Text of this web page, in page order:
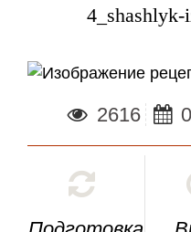
2616